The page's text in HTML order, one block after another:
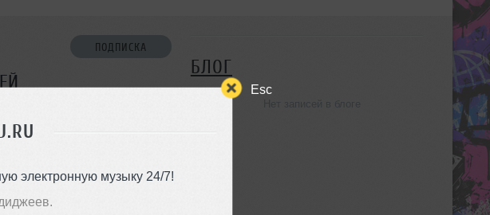
Esc
электронную музыку 24/7!
ПОДПИСКА
БЛОГ